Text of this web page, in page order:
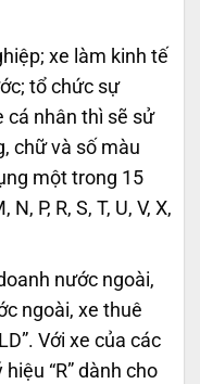
xe làm kinh tế
tổ chức sự
cá nhân thì sẽ sử
chữ và số màu
một trong 15
P, R, S, T, U, V, X,
nước ngoài,
ngoài, xe thuê
Với xe của các
“R” dành cho